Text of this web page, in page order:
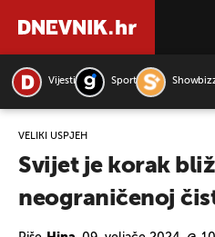
Vijesti Sport
VELIKI USPJEH
Svijet je korak
neograničenoj
PRETRAŽITE VIJESTI